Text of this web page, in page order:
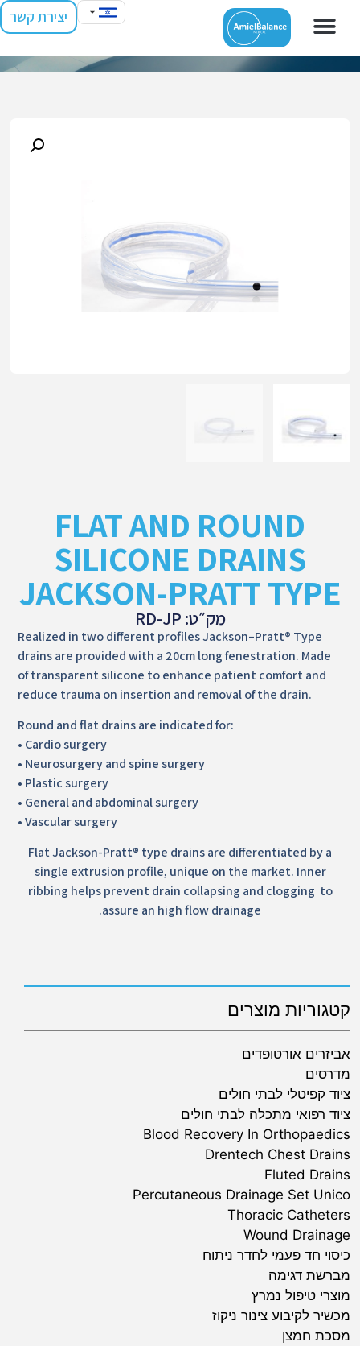
יצירת קשר
קטגוריות מוצרים
אביזרים אורטופדים
מדרסים
ציוד קפיטלי לבתי חולים
ציוד רפואי מתכלה לבתי חולים
Blood Recovery In Orthopaedics
Drentech Chest Drains
Fluted Drains
Percutaneous Drainage Set Unico
Thoracic Catheters
Wound Drainage
כיסוי חד פעמי לחדר ניתוח
מברשת דגימה
מוצרי טיפול נמרץ
מכשיר לקיבוע צינור ניקוז
מסכת חמצן
FLAT AND ROUND
SILICONE DRAINS
JACKSON-PRATT TYPE
מק״ט: RD-JP
Realized in two different profiles Jackson–Pratt® Type
drains are provided with a 20cm long fenestration. Made
of transparent silicone to enhance patient comfort and
reduce trauma on insertion and removal of the drain.
Round and flat drains are indicated for:
• Cardio surgery
• Neurosurgery and spine surgery
• Plastic surgery
• General and abdominal surgery
• Vascular surgery
Flat Jackson-Pratt® type drains are differentiated by a
single extrusion profile, unique on the market. Inner
ribbing helps prevent drain collapsing and clogging to
assure an high flow drainage.